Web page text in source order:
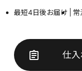
最短4日後お届け 常
仕